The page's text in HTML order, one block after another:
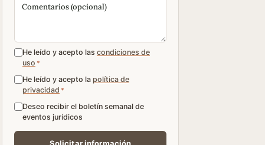
He leído y acepto las condiciones de
uso *
He leído y acepto la política de
privacidad *
Deseo recibir el boletín semanal de
eventos jurídicos